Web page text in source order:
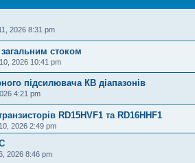
2026 8:31 pm
стоком
2026 10:41 pm
підсилювача КВ діапазонів
4:21 pm
RD15HVF1 та RD16HHF1
2026 2:49 pm
2026 8:46 pm